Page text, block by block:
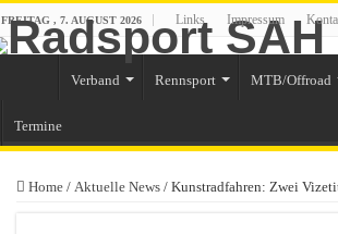
FREITAG , 7. AUGUST 2026 Links Impressum
Verband Rennsport MTB/Offroad
Termine
Home / Aktuelle News / Kunstradfahren: Zwei